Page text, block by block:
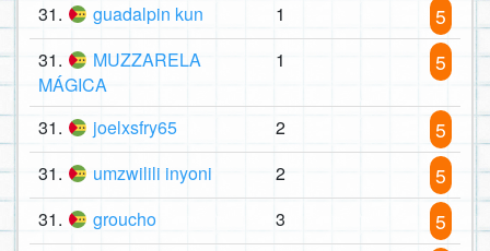
31. guadalpin kun 1 5
31.
MUZZARELA
MÁGICA
1 5
31. joelxsfry65 2 5
31. umzwilili inyoni 2 5
31. groucho 3 5